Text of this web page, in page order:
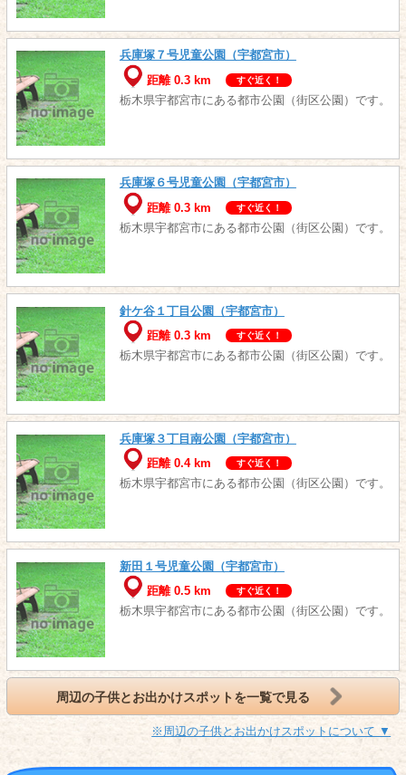
兵庫塚７号児童公園（宇都宮市）
距離 0.3 km
すぐ近く！
栃木県宇都宮市にある都市公園（街区公園）です。
兵庫塚６号児童公園（宇都宮市）
距離 0.3 km
すぐ近く！
栃木県宇都宮市にある都市公園（街区公園）です。
針ケ谷１丁目公園（宇都宮市）
距離 0.3 km
すぐ近く！
栃木県宇都宮市にある都市公園（街区公園）です。
兵庫塚３丁目南公園（宇都宮市）
距離 0.4 km
すぐ近く！
栃木県宇都宮市にある都市公園（街区公園）です。
新田１号児童公園（宇都宮市）
距離 0.5 km
すぐ近く！
栃木県宇都宮市にある都市公園（街区公園）です。
周辺の子供とお出かけスポットを一覧で見る
※周辺の子供とお出かけスポットについて ▼